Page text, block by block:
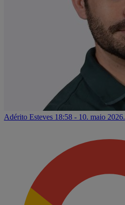
Adérito Esteves 18:58 - 10. maio 2026.